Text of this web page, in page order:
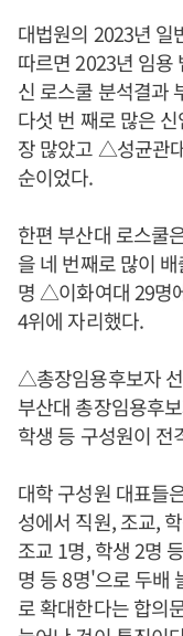
대법원의 2023년 일
따르면 2023년 임용
신 로스쿨 분석결과
다섯 번 째로 많은
장 많았고 △성균관
순이었다.
한편 부산대 로스쿨
을 네 번째로 많이
명 △이화여대 29명
4위에 자리했다.
△총장임용후보자
부산대 총장임용후
학생 등 구성원이 전
대학 구성원 대표들
성에서 직원, 조교,
조교 1명, 학생 2명
명 등 8명'으로 두배
로 확대한다는 합의